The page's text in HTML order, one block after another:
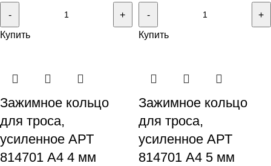
Купить Купить
Зажимное кольцо
для троса,
усиленное АРТ
814701 А4 4 мм
Зажимное кольцо
для троса,
усиленное АРТ
814701 А4 5 мм